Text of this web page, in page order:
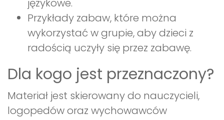
językowe.
Przykłady zabaw, które można
wykorzystać w grupie, aby dzieci z
radością uczyły się przez zabawę.
Dla kogo jest przeznaczony?
Materiał jest skierowany do nauczycieli,
logopedów oraz wychowawców